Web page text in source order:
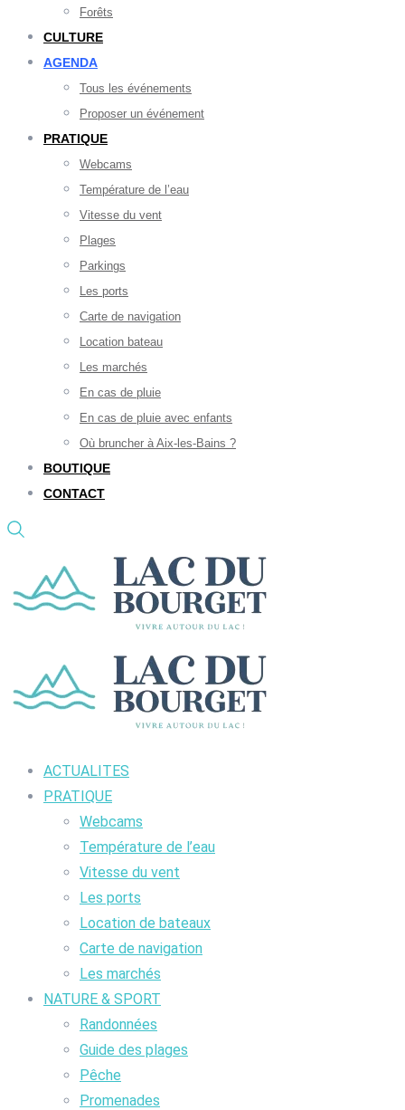
Forêts
CULTURE
AGENDA
Tous les événements
Proposer un événement
PRATIQUE
Webcams
Température de l’eau
Vitesse du vent
Plages
Parkings
Les ports
Carte de navigation
Location bateau
Les marchés
En cas de pluie
En cas de pluie avec enfants
Où bruncher à Aix-les-Bains ?
BOUTIQUE
CONTACT
ACTUALITES
PRATIQUE
Webcams
Température de l’eau
Vitesse du vent
Les ports
Location de bateaux
Carte de navigation
Les marchés
NATURE & SPORT
Randonnées
Guide des plages
Pêche
Promenades